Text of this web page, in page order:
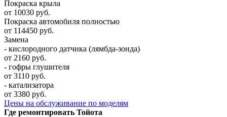
Покраска крыла
от 10030 руб.
Покраска автомобиля полностью
от 114450 руб.
Замена
- кислородного датчика (лямбда-зонда)
от 2160 руб.
- гофры глушителя
от 3110 руб.
- катализатора
от 3380 руб.
Цены на обслуживание по моделям
Где ремонтировать Тойота